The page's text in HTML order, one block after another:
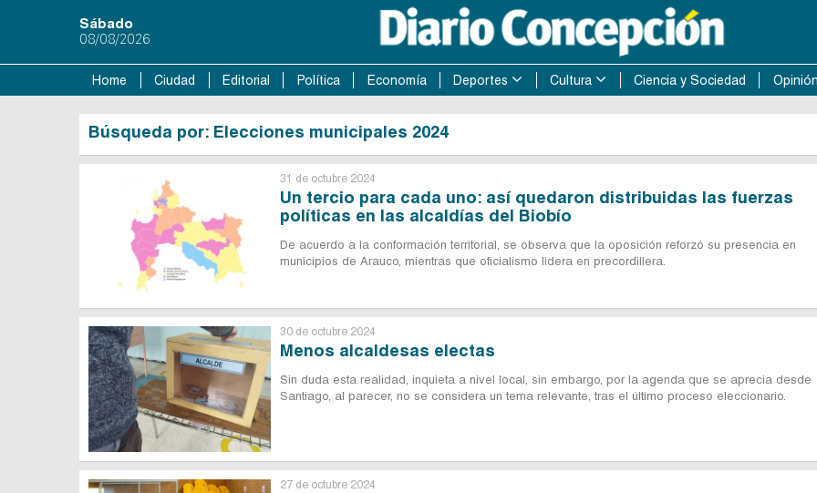
Sábado
08/08/2026
Home Ciudad Editorial Política Economía Deportes Cultura Ciencia y Sociedad Opinión
Búsqueda por: Elecciones municipales 2024
31 de octubre 2024
Un tercio para cada uno: así quedaron distribuidas las fuerzas
políticas en las alcaldías del Biobío
De acuerdo a la conformación territorial, se observa que la oposición reforzó su presencia en
municipios de Arauco, mientras que oficialismo lidera en precordillera.
30 de octubre 2024
Menos alcaldesas electas
Sin duda esta realidad, inquieta a nivel local, sin embargo, por la agenda que se aprecia desde
Santiago, al parecer, no se considera un tema relevante, tras el último proceso eleccionario.
27 de octubre 2024